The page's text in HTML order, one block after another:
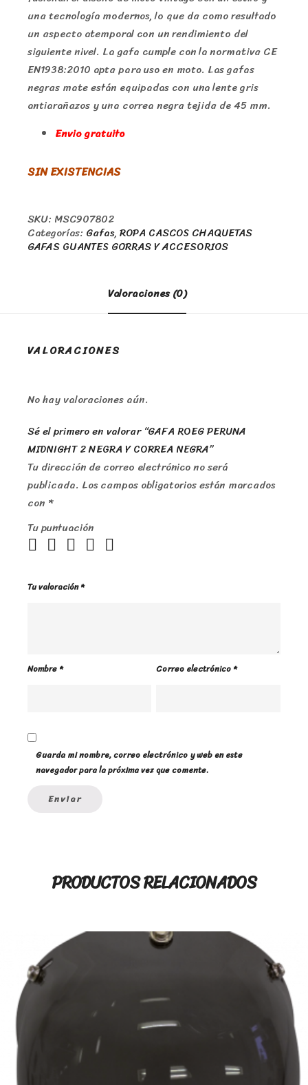
una tecnología modernos, lo que da como resultado
un aspecto atemporal con un rendimiento del
siguiente nivel. La gafa cumple con la normativa CE
EN1938:2010 apta para uso en moto. Las gafas
negras mate están equipadas con una lente gris
antiarañazos y una correa negra tejida de 45 mm.
Envio gratuito
SIN EXISTENCIAS
SKU: MSC907802
Categorías: Gafas,ROPA CASCOS CHAQUETAS
GAFAS GUANTES GORRAS Y ACCESORIOS
Valoraciones (0)
VALORACIONES
No hay valoraciones aún.
Sé el primero en valorar “GAFA ROEG PERUNA
MIDNIGHT 2 NEGRA Y CORREA NEGRA”
Tu dirección de correo electrónico no será
publicada. Los campos obligatorios están marcados
con *
Tu puntuación
Tu valoración*
Nombre* Correo electrónico*
Guarda mi nombre, correo electrónico y web en este
navegador para la próxima vez que comente.
PRODUCTOS RELACIONADOS